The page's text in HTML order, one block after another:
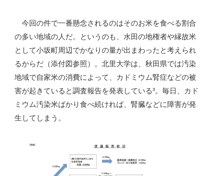
今回の件で一番懸念されるのはそのお米を食べる割合
の多い地域の人だ。というのも、水田の地権者や縁故米
として小坂町周辺でかなりの量が出まわったと考えられ
るからだ（添付図参照）。北里大学は、秋田県では汚染
地域で自家米の消費によって、カドミウム腎症などの被
害が起きていると調査報告を発表している³。毎日、カド
ミウム汚染米ばかり食べ続ければ、腎臓などに障害が発
生してしまう。